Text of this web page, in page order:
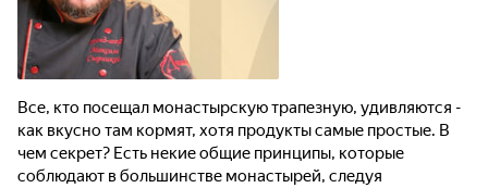
Все, кто посещал монастырскую трапезную, удивляются -
как вкусно там кормят, хотя продукты самые простые. В
чем секрет? Есть некие общие принципы, которые
соблюдают в большинстве монастырей, следуя